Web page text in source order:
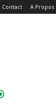
Contact A Propos